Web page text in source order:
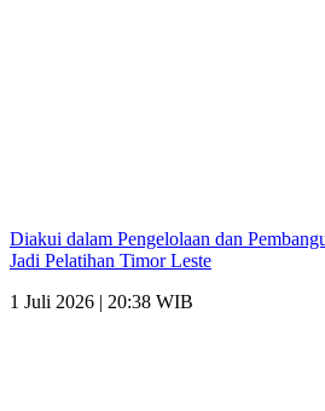
Diakui dalam Pengelolaan dan
Jadi Pelatihan Timor Leste
1 Juli 2026 | 20:38 WIB